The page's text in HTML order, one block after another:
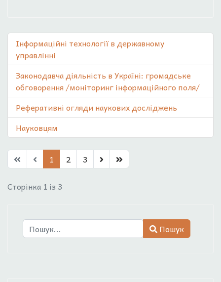
Інформаційні технології в державному
управлінні
Законодавча діяльність в Україні: громадське
обговорення /моніторинг інформаційного поля/
Реферативні огляди наукових досліджень
Науковцям
1 2 3
Сторінка 1 із 3
Пошук
Пошук